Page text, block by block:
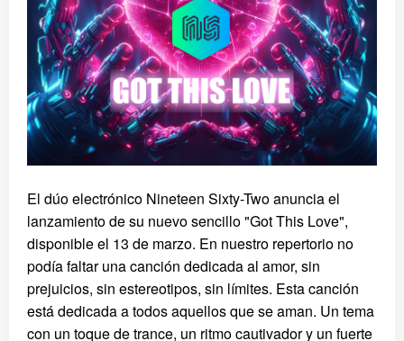
El dúo electrónico Nineteen Sixty-Two anuncia el
lanzamiento de su nuevo sencillo "Got This Love",
disponible el 13 de marzo. En nuestro repertorio no
podía faltar una canción dedicada al amor, sin
prejuicios, sin estereotipos, sin límites. Esta canción
está dedicada a todos aquellos que se aman. Un tema
con un toque de trance, un ritmo cautivador y un fuerte